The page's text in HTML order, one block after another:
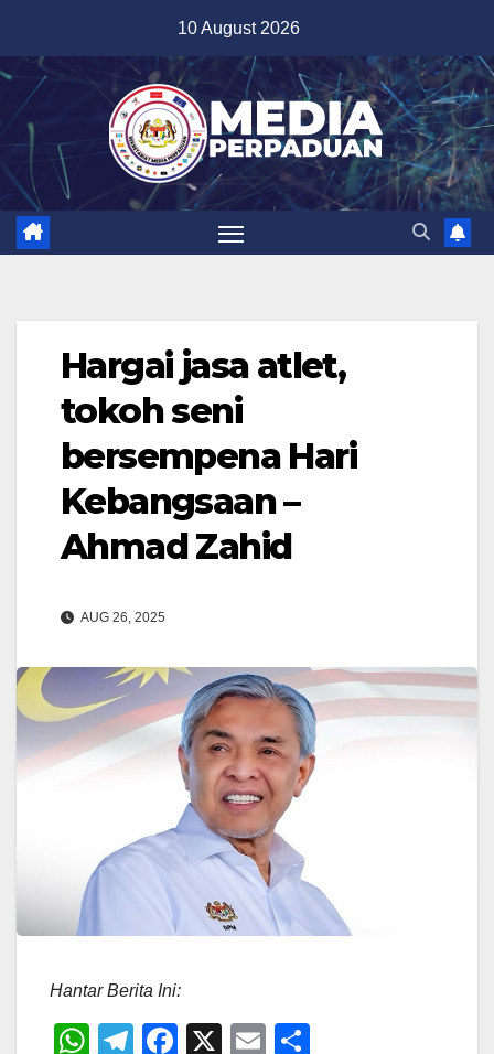
content
10 August 2026
Hargai jasa atlet,
tokoh seni
bersempena Hari
Kebangsaan –
Ahmad Zahid
AUG 26, 2025
Hantar Berita Ini:
W
T
F
X
E